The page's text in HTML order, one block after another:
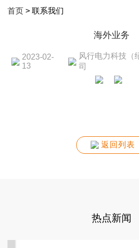
首页 > 联系我们
海外业务
2023-02-
13
风行电力科技（
司
返回列表
热点新闻